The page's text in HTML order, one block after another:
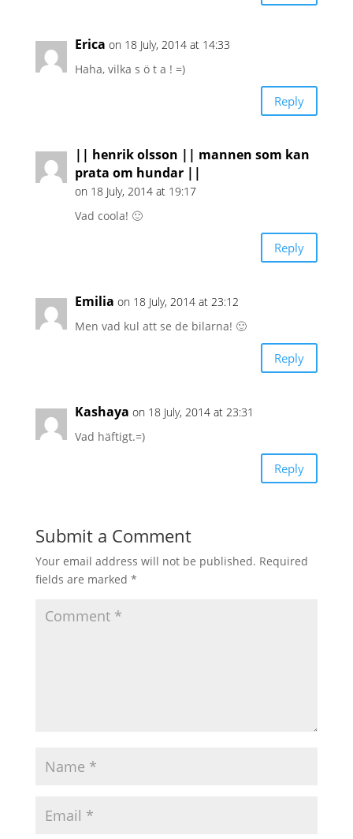
Erica on 18 July, 2014 at 14:33
Haha, vilka s ö t a ! =)
Reply
|| henrik olsson || mannen som kan
prata om hundar ||
on 18 July, 2014 at 19:17
Vad coola! 🙂
Reply
Emilia on 18 July, 2014 at 23:12
Men vad kul att se de bilarna! 🙂
Reply
Kashaya on 18 July, 2014 at 23:31
Vad häftigt.=)
Reply
Submit a Comment
Your email address will not be published. Required
fields are marked *